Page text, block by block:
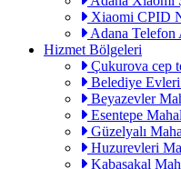
Xiaomi CPID
Adana Telefon
Hizmet Bölgeleri
Çukurova cep
Belediye
Beyazevler
Esentepe
Güzelyalı
Huzurevleri
Kabasakal